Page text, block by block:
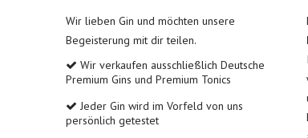
Wir lieben Gin und möchten unsere
Begeisterung mit dir teilen.
Wir verkaufen ausschließlich Deutsche
Premium Gins und Premium Tonics
Jeder Gin wird im Vorfeld von uns
persönlich getestet